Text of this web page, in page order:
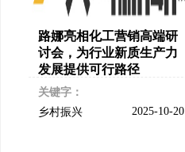
路娜亮相化工营销高端研
讨会，为行业新质生产力
发展提供可行路径
关键字：
乡村振兴
2025-10-20